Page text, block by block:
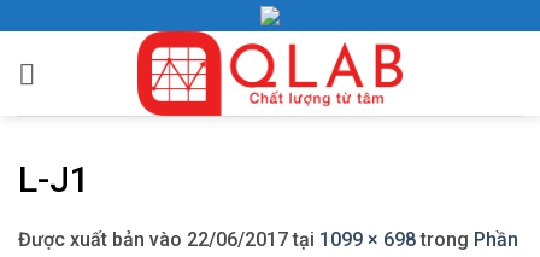
nội
L-J1
Được xuất bản vào 22/06/2017tại 1099 × 698trong Phần